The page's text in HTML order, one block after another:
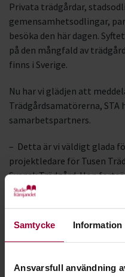
Samtycke Information
Ansvarsfull användning
Privata trädgårdar,
gemensamhetsodlingar,
besöka den här dagen.
på den mångfald av
finns i Sverige.
Nu har vi glädjen att
Trädgårdsamatörerna, STA
samarbetspartners.
– Detta är vi väldigt glada
projektledare för Tusen
Svensk Trädgård. Hon
– Sällskapet
detta samarbete ännu mer
trädgårdar i vårt land och
trädgårdar väljer att öppna